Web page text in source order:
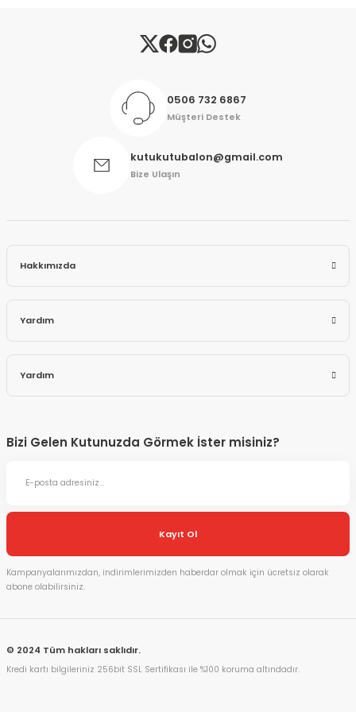
Gönder
0506 732 6867
Müşteri Destek
kutukutubalon@gmail.com
Bize Ulaşın
Hakkımızda
Yardım
Yardım
Bizi Gelen Kutunuzda Görmek İster misiniz?
Kayıt Ol
Kampanyalarımızdan, indirimlerimizden haberdar olmak için ücretsiz olarak
abone olabilirsiniz.
© 2024 Tüm hakları saklıdır.
Kredi kartı bilgileriniz 256bit SSL Sertifikası ile %100 koruma altındadır.